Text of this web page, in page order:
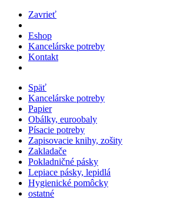
Zavrieť
Eshop
Kancelárske potreby
Kontakt
Späť
Kancelárske potreby
Papier
Obálky, euroobaly
Písacie potreby
Zapisovacie knihy, zošity
Zakladače
Pokladničné pásky
Lepiace pásky, lepidlá
Hygienické pomôcky
ostatné